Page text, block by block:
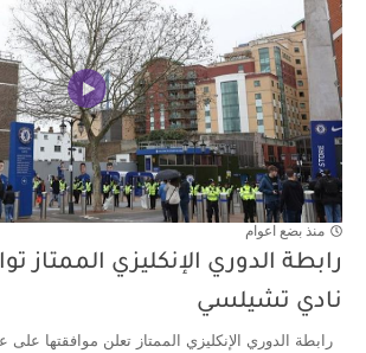
منذ بضع اعوام
رابطة الدوري الإنكليزي الممتاز
نادي تشيلسي
رابطة الدوري الإنكليزي الممتاز تعلن موافقتها